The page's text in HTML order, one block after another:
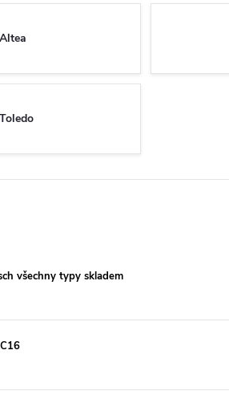
Altea
Toledo
všechny typy skladem